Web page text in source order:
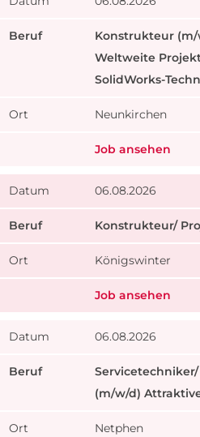
Konstrukteur
Weltweite
SolidWorks-
Neunkirchen
Job ansehen
06.08.2026
Konstrukteur/
Königswinter
Job ansehen
06.08.2026
(m/w/d)
Netphen